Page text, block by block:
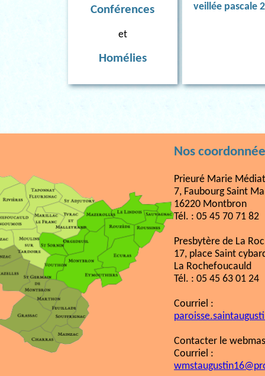
Conférences
et
Homélies
veillée pascale
Nos
Prieuré Marie
7, Faubourg Saint
16220 Montbron
Tél. : 05 45 70 71 82
Presbytère de La
17, place Saint
La Rochefoucauld
Tél. : 05 45 63 01 24
Courriel :
Contacter le
Courriel :